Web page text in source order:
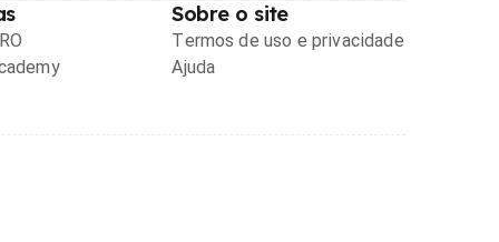
Sobre o site
Termos de uso e privacidade
Ajuda